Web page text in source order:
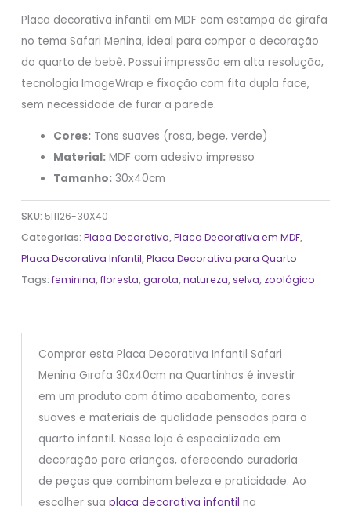
Placa decorativa infantil em MDF com estampa de girafa
no tema Safari Menina, ideal para compor a decoração
do quarto de bebê. Possui impressão em alta resolução,
tecnologia ImageWrap e fixação com fita dupla face,
sem necessidade de furar a parede.
Cores: Tons suaves (rosa, bege, verde)
Material: MDF com adesivo impresso
Tamanho: 30x40cm
SKU: 5I1126-30X40
Categorias:Placa Decorativa,Placa Decorativa em MDF,
Placa Decorativa Infantil,Placa Decorativa para Quarto
Tags:feminina,floresta,garota,natureza,selva, zoológico
Comprar esta Placa Decorativa Infantil Safari
Menina Girafa 30x40cm na Quartinhos é investir
em um produto com ótimo acabamento, cores
suaves e materiais de qualidade pensados para o
quarto infantil. Nossa loja é especializada em
decoração para crianças, oferecendo curadoria
de peças que combinam beleza e praticidade. Ao
escolher sua placa decorativa infantil na